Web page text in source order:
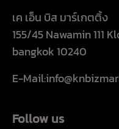
เค เอ็น บิส มาร์เกตติ้ง
155/45 Nawamin 111
bangkok 10240
E-
Follow us